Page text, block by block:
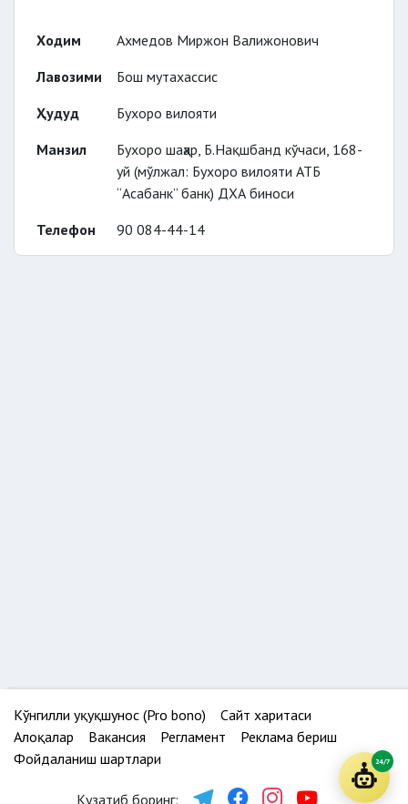
Ходим
Ахмедов Миржон Валижонович
Лавозими
Бош мутахассис
Ҳудуд
Бухоро вилояти
Манзил
Бухоро шаҳар, Б.Нақшбанд кўчаси, 168-
уй (мўлжал: Бухоро вилояти АТБ
“Асабанк” банк) ДХА биноси
Телефон
90 084-44-14
Кўнгилли ҳуқуқшунос (Pro bono)
Сайт харитаси
Алоқалар
Вакансия Регламент
Реклама бериш
Фойдаланиш шартлари
Кузатиб боринг:
24/7